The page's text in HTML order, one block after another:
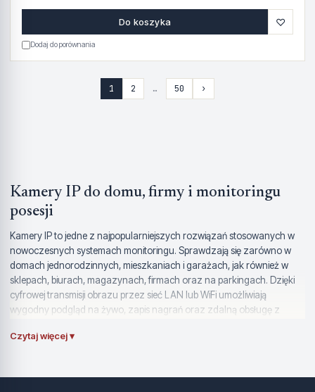
Do koszyka ♡
Dodaj do porównania
1 2 … 50 ›
Kamery IP do domu, firmy i monitoringu
posesji
Kamery IP to jedne z najpopularniejszych rozwiązań stosowanych w
nowoczesnych systemach monitoringu. Sprawdzają się zarówno w
domach jednorodzinnych, mieszkaniach i garażach, jak również w
sklepach, biurach, magazynach, firmach oraz na parkingach. Dzięki
cyfrowej transmisji obrazu przez sieć LAN lub WiFi umożliwiają
wygodny podgląd na żywo, zapis nagrań oraz zdalną obsługę z
wysoką jakość obrazu. W zależności od modelu mogą pracować
Czytaj więcej ▾